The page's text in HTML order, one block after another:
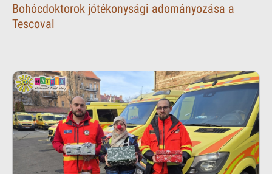
Bohócdoktorok jótékonysági adományozása a
Tescoval